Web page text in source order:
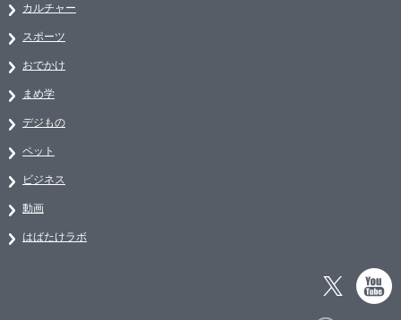
カルチャー
スポーツ
おでかけ
まめ学
デジもの
ペット
ビジネス
動画
はばたけラボ